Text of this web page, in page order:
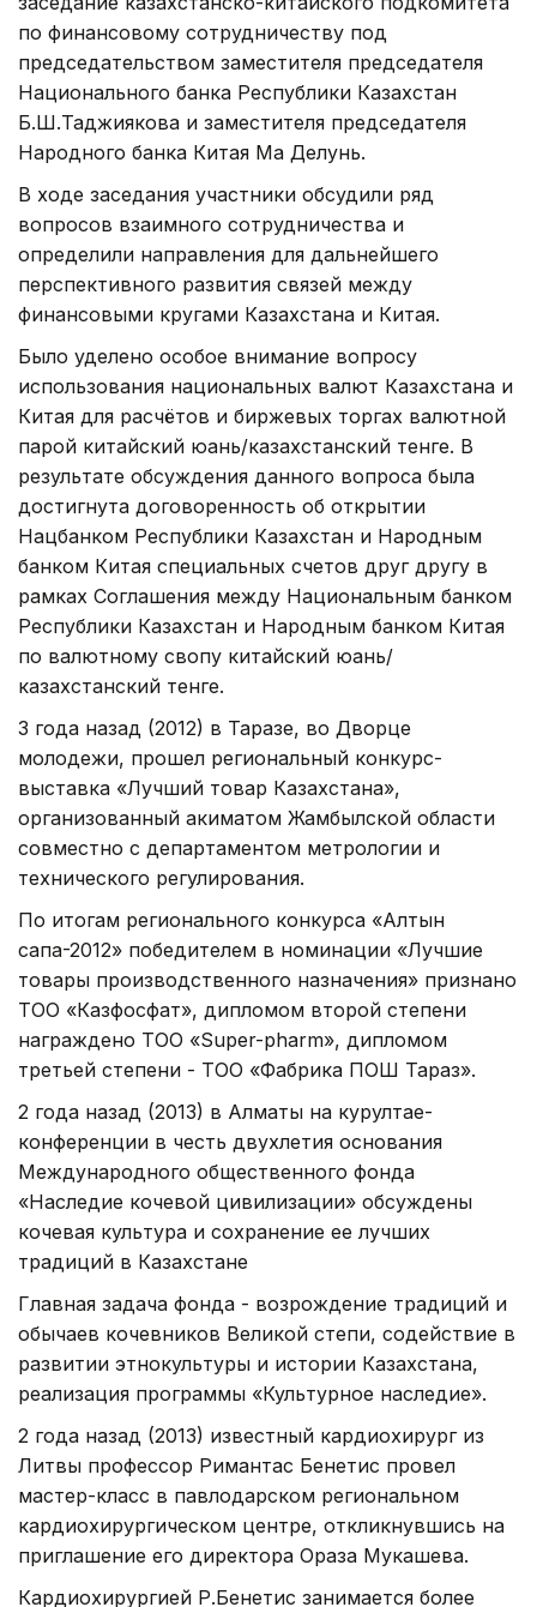
по финансовому сотрудничеству под
председательством заместителя председателя
Национального банка Республики Казахстан
Б.Ш.Таджиякова и заместителя председателя
Народного банка Китая Ма Делунь.
В ходе заседания участники обсудили ряд
вопросов взаимного сотрудничества и
определили направления для дальнейшего
перспективного развития связей между
финансовыми кругами Казахстана и Китая.
Было уделено особое внимание вопросу
использования национальных валют Казахстана и
Китая для расчётов и биржевых торгах валютной
парой китайский юань/казахстанский тенге. В
результате обсуждения данного вопроса была
достигнута договоренность об открытии
Нацбанком Республики Казахстан и Народным
банком Китая специальных счетов друг другу в
рамках Соглашения между Национальным банком
Республики Казахстан и Народным банком Китая
по валютному свопу китайский юань/
казахстанский тенге.
3 года назад (2012) в Таразе, во Дворце
молодежи, прошел региональный конкурс-
выставка «Лучший товар Казахстана»,
организованный акиматом Жамбылской области
совместно с департаментом метрологии и
технического регулирования.
По итогам регионального конкурса «Алтын
сапа-2012» победителем в номинации «Лучшие
товары производственного назначения» признано
ТОО «Казфосфат», дипломом второй степени
награждено ТОО «Super-pharm», дипломом
третьей степени - ТОО «Фабрика ПОШ Тараз».
2 года назад (2013) в Алматы на курултае-
конференции в честь двухлетия основания
Международного общественного фонда
«Наследие кочевой цивилизации» обсуждены
кочевая культура и сохранение ее лучших
традиций в Казахстане
Главная задача фонда - возрождение традиций и
обычаев кочевников Великой степи, содействие в
развитии этнокультуры и истории Казахстана,
реализация программы «Культурное наследие».
2 года назад (2013) известный кардиохирург из
Литвы профессор Римантас Бенетис провел
мастер-класс в павлодарском региональном
кардиохирургическом центре, откликнувшись на
приглашение его директора Ораза Мукашева.
Кардиохирургией Р.Бенетис занимается более